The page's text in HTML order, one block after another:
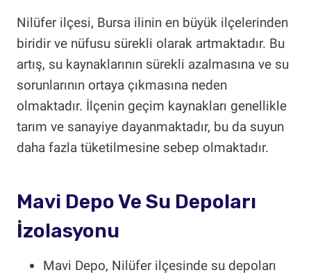
Nilüfer ilçesi, Bursa ilinin en büyük ilçelerinden
biridir ve nüfusu sürekli olarak artmaktadır. Bu
artış, su kaynaklarının sürekli azalmasına ve su
sorunlarının ortaya çıkmasına neden
olmaktadır. İlçenin geçim kaynakları genellikle
tarım ve sanayiye dayanmaktadır, bu da suyun
daha fazla tüketilmesine sebep olmaktadır.
Mavi Depo Ve Su Depoları
İzolasyonu
Mavi Depo, Nilüfer ilçesinde su depoları